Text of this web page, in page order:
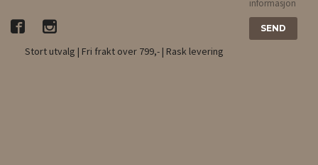
Stort utvalg | Fri frakt over 799,- | Rask levering
informasjon